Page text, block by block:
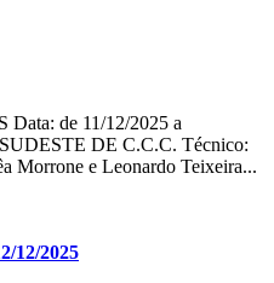
Data: de 11/12/2025 a
DE C.C.C. Técnico:
Morrone e Leonardo Teixeira...
12/2025